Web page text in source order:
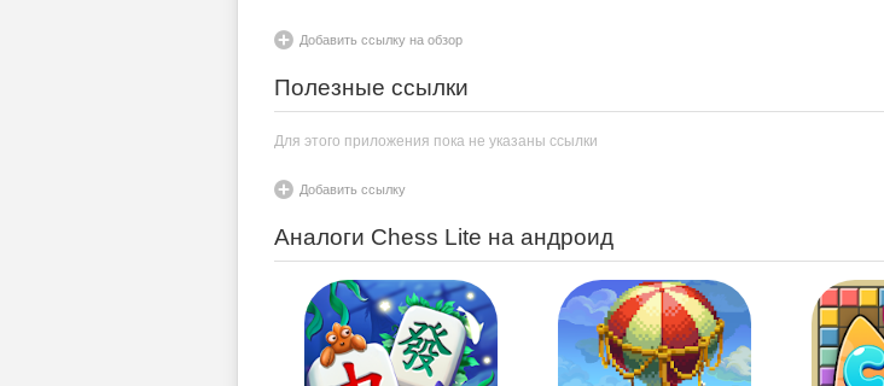
Добавить ссылку на обзор
Полезные ссылки
Для этого приложения пока не указаны ссылки
Добавить ссылку
Аналоги Chess Lite на андроид